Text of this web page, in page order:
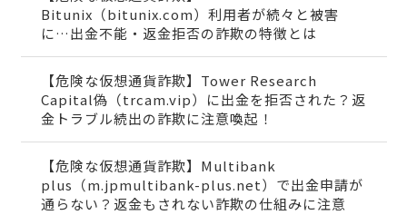
Bitunix（bitunix.com）利用者が続々と被害
に…出金不能・返金拒否の詐欺の特徴とは
【危険な仮想通貨詐欺】Tower Research
Capital偽（trcam.vip）に出金を拒否された？返
金トラブル続出の詐欺に注意喚起！
【危険な仮想通貨詐欺】Multibank
plus（m.jpmultibank-plus.net）で出金申請が
通らない？返金もされない詐欺の仕組みに注意